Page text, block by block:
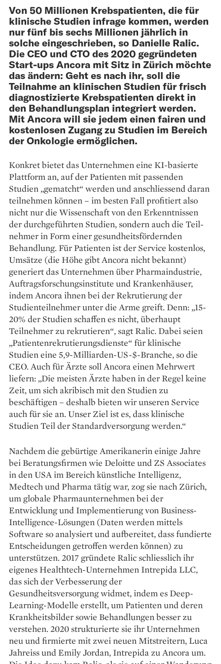
Von 50 Millionen Krebspatienten, die für
klinische Studien infrage kommen, werden
nur fünf bis sechs Millionen jährlich in
solche eingeschrieben, so Danielle Ralic.
Die CEO und CTO des 2020 gegrün­deten
Start-ups Ancora mit Sitz in Zürich möchte
das ändern: Geht es nach ihr, soll die
Teilnahme an kli­nischen Studien für frisch
diagnos­tizierte Krebspatienten direkt in
den Behandlungsplan integriert ­werden.
Mit Ancora will sie jedem einen ­fairen und
kostenlosen Zugang zu Studien im Bereich
der Onkologie ermöglichen.
Konkret bietet das Unter­nehmen eine KI-basierte
Plattform an, auf der Patienten mit ­passenden
Studien „gematcht“ ­werden und anschliessend daran
teilnehmen können – im besten Fall profitiert also
nicht nur die Wissenschaft von den Erkenntnissen
der ­durchgeführten Studien, sondern auch die Teil­
nehmer in Form einer gesundheits­fördernden
Behandlung. Für Patienten ist der Service kostenlos,
Umsätze (die Höhe gibt ­Ancora nicht bekannt)
generiert das Unternehmen über Pharmaindus­trie,
Auftragsforschungsinstitute und Krankenhäuser,
indem Ancora ihnen bei der Rekrutierung der
Studien­teilnehmer unter die Arme greift. Denn: „15-
20% der Studien schaffen es nicht, überhaupt
Teilnehmer zu rekrutieren“, sagt Ralic. Dabei seien
„Patienten­rekrutierungsdienste“ für klinische
Studien eine 5,9-Milliarden-US-$-Branche, so die
CEO. Auch für Ärzte soll Ancora einen Mehrwert
liefern: „Die meisten Ärzte haben in der Regel keine
Zeit, um sich akribisch mit den Studien zu
beschäftigen – deshalb bieten wir unseren Service
auch für sie an. Unser Ziel ist es, dass klinische
Studien Teil der Standardversorgung werden.“
Nachdem die gebürtige Amerikanerin einige Jahre
bei Beratungsfirmen wie Deloitte und ZS Associates
in den USA im Bereich künstliche Intelligenz,
Medtech und Pharma ­tätig war, zog sie nach Zürich,
um globale Pharmaunternehmen bei der
Entwicklung und Implementierung von Business-
Intelligence-Lösungen (Daten werden mittels
Software so analysiert und aufbereitet, dass fundierte
Entscheidungen getroffen werden können) zu
unterstützen. 2017 gründete Ralic schliesslich ihr
eigenes Healthtech-Unternehmen Intrepida LLC,
das sich der Verbesserung der
Gesundheitsversorgung widmet, indem es Deep-
Learning-Modelle erstellt, um Patienten und deren
Krankheitsbilder sowie Behandlungen besser zu
verstehen. 2020 strukturierte sie ihr Unternehmen
neu und firmierte mit zwei neuen Mitstreitern, Luca
Jahreiss und Emily Jordan, Intrepida zu Ancora um.